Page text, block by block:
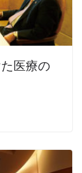
医療の